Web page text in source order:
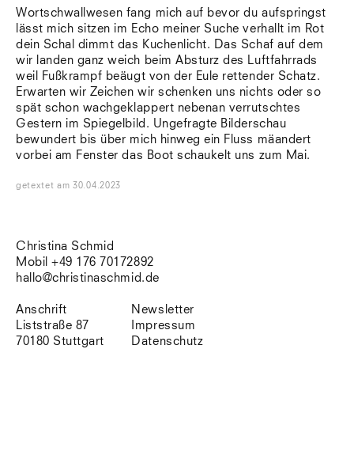
Lio
Lissabon
NYC
Paris
Sonnenbühl
Straßburg
Südtirol
Sylt
Vellexon
Wortschwallwesen fang mich auf bevor du aufspringst
lässt mich sitzen im Echo meiner Suche verhallt im Rot
dein Schal dimmt das Kuchenlicht. Das Schaf auf dem
wir landen ganz weich beim Absturz des Luftfahrrads
weil Fußkrampf beäugt von der Eule rettender Schatz.
Erwarten wir Zeichen wir schenken uns nichts oder so
spät schon wachgeklappert nebenan verrutschtes
Gestern im Spiegelbild. Ungefragte Bilderschau
bewundert bis über mich hinweg ein Fluss mäandert
vorbei am Fenster das Boot schaukelt uns zum Mai.
getextet am30.04.2023
Christina Schmid
Mobil +49 176 70172892
hallo@christinaschmid.de
Anschrift
Liststraße 87
70180 Stuttgart
Newsletter
Impressum
Datenschutz